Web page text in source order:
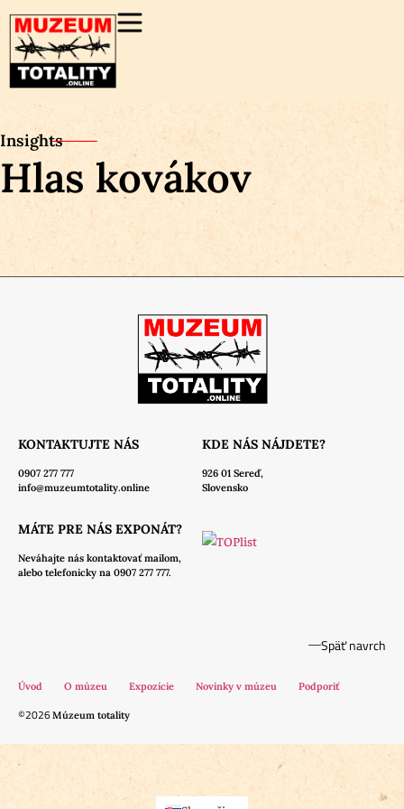
Insights
Hlas kovákov
KONTAKTUJTE NÁS
0907 277 777
info@muzeumtotality.online
KDE NÁS NÁJDETE?
926 01 Sereď,
Slovensko
MÁTE PRE NÁS EXPONÁT?
Neváhajte nás kontaktovať mailom,
alebo telefonicky na 0907 277 777.
Späť navrch
Úvod O múzeu Expozície Novinky v múzeu Podporiť
©2026Múzeum totality